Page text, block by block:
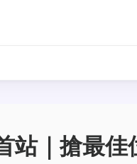
站｜搶最佳